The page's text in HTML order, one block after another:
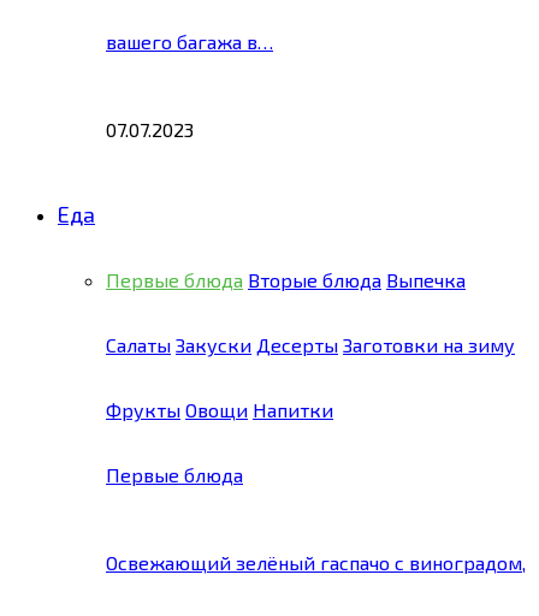
вашего багажа в…
07.07.2023
Еда
Первые блюда Вторые блюда Выпечка
Салаты Закуски Десерты Заготовки на зиму
Фрукты Овощи Напитки
Первые блюда
Освежающий зелёный гаспачо с виноградом,